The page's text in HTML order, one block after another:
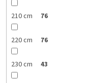
210 cm 76
220 cm 76
230 cm 43